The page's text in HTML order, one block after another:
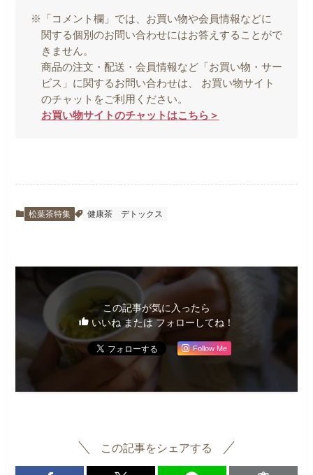
※「コメント欄」では、お買い物や会員情報などに
関する個別のお問い合わせにはお答えすることがで
きません。
商品の注文・配送・会員情報など「お買い物・サー
ビス」に関するお問い合わせは、 お買い物サイト
のチャットをご利用ください。
お買い物サイトのチャットはこちら＞
松葉茶特集 健康茶 デトックス
この記事が気に入ったら
いいね または フォローしてね！
Follow Me
この記事をシェアする